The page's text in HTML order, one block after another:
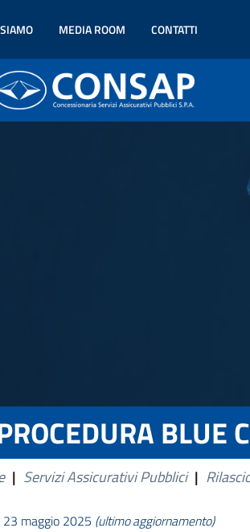
MEDIA ROOM CONTATTI
BLUE
| Servizi Assicurativi Pubblici |
23 maggio 2025 (ultimo aggiornamento)